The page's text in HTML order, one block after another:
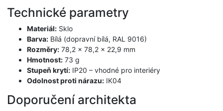
Technické parametry
Materiál: Sklo
Barva: Bílá (dopravní bílá, RAL 9016)
Rozměry: 78,2 × 78,2 × 22,9 mm
Hmotnost: 73 g
Stupeň krytí: IP20 – vhodné pro interiéry
Odolnost proti nárazu: IK04
Doporučení architekta